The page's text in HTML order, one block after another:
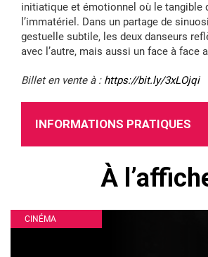
initiatique et émotionnel où le tangible
l’immatériel. Dans un partage de
gestuelle subtile, les deux danseurs
avec l’autre, mais aussi un face à face
Billet en vente à : https://bit.ly/3xLOjqi
INFORMATIONS PRATIQUES
À
CINÉMA